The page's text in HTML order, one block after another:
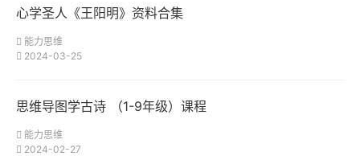
心学圣人《王阳明》资料合集
能力思维
2024-03-25
思维导图学古诗 （1-9年级）课程
能力思维
2024-02-27